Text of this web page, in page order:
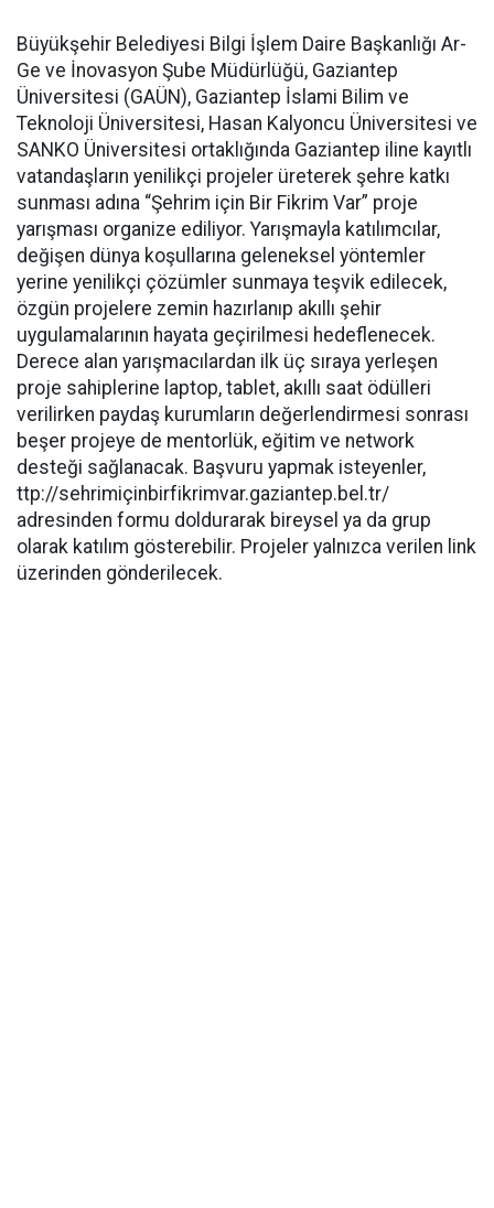
Büyükşehir Belediyesi Bilgi İşlem Daire Başkanlığı Ar-
Ge ve İnovasyon Şube Müdürlüğü, Gaziantep
Üniversitesi (GAÜN), Gaziantep İslami Bilim ve
Teknoloji Üniversitesi, Hasan Kalyoncu Üniversitesi ve
SANKO Üniversitesi ortaklığında Gaziantep iline kayıtlı
vatandaşların yenilikçi projeler üreterek şehre katkı
sunması adına “Şehrim için Bir Fikrim Var” proje
yarışması organize ediliyor. Yarışmayla katılımcılar,
değişen dünya koşullarına geleneksel yöntemler
yerine yenilikçi çözümler sunmaya teşvik edilecek,
özgün projelere zemin hazırlanıp akıllı şehir
uygulamalarının hayata geçirilmesi hedeflenecek.
Derece alan yarışmacılardan ilk üç sıraya yerleşen
proje sahiplerine laptop, tablet, akıllı saat ödülleri
verilirken paydaş kurumların değerlendirmesi sonrası
beşer projeye de mentorlük, eğitim ve network
desteği sağlanacak. Başvuru yapmak isteyenler,
ttp://sehrimiçinbirfikrimvar.gaziantep.bel.tr/
adresinden formu doldurarak bireysel ya da grup
olarak katılım gösterebilir. Projeler yalnızca verilen link
üzerinden gönderilecek.